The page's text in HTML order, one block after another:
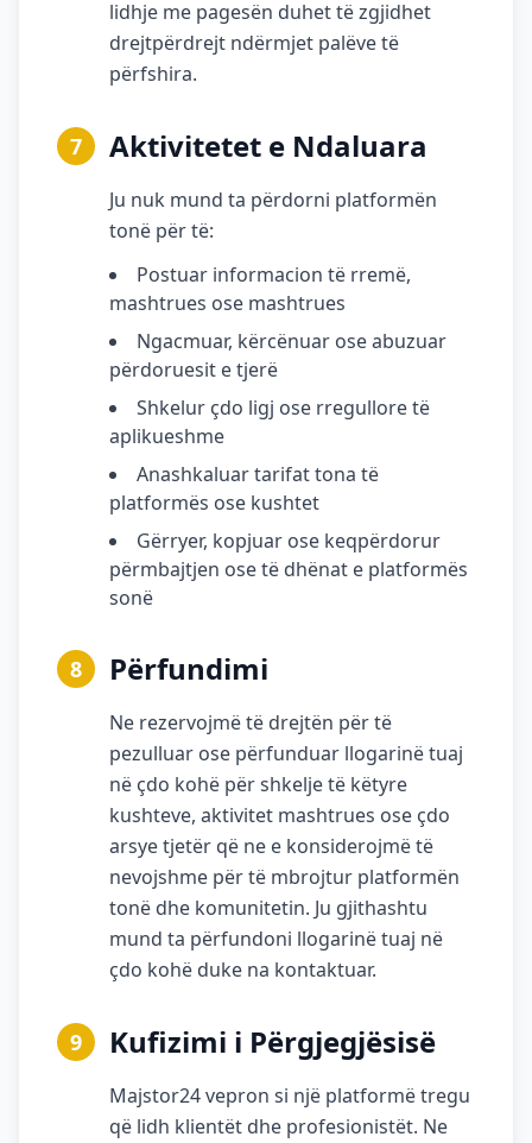
lidhje me pagesën duhet të zgjidhet
drejtpërdrejt ndërmjet palëve të
përfshira.
7 Aktivitetet e Ndaluara
Ju nuk mund ta përdorni platformën
tonë për të:
Postuar informacion të rremë,
mashtrues ose mashtrues
Ngacmuar, kërcënuar ose abuzuar
përdoruesit e tjerë
Shkelur çdo ligj ose rregullore të
aplikueshme
Anashkaluar tarifat tona të
platformës ose kushtet
Gërryer, kopjuar ose keqpërdorur
përmbajtjen ose të dhënat e platformës
sonë
8 Përfundimi
Ne rezervojmë të drejtën për të
pezulluar ose përfunduar llogarinë tuaj
në çdo kohë për shkelje të këtyre
kushteve, aktivitet mashtrues ose çdo
arsye tjetër që ne e konsiderojmë të
nevojshme për të mbrojtur platformën
tonë dhe komunitetin. Ju gjithashtu
mund ta përfundoni llogarinë tuaj në
çdo kohë duke na kontaktuar.
9 Kufizimi i Përgjegjësisë
Majstor24 vepron si një platformë tregu
që lidh klientët dhe profesionistët. Ne